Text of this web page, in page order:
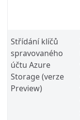
Střídání klíčů
spravovaného
účtu Azure
Storage (verze
Preview)